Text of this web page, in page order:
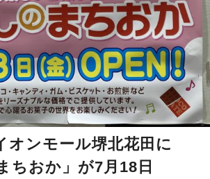
オンモール堺北花田に
ちおか」が7月18日